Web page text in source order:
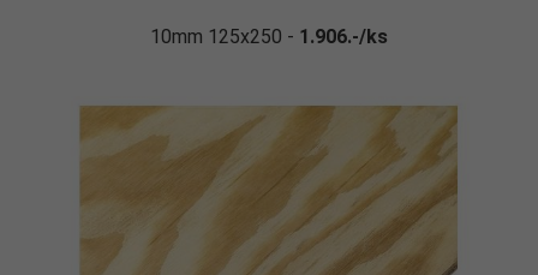
10mm 125x250 - 1.906.-/ks